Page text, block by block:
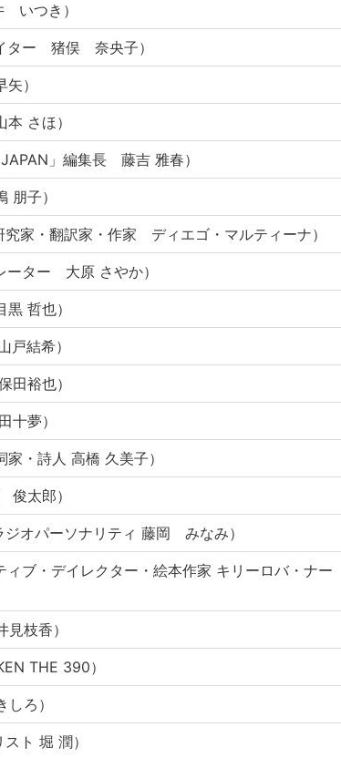
いつき）
ター 猪俣 奈央子）
）
さほ）
」編集長 藤吉 雅春）
子）
家・翻訳家・作家 ディエゴ・マルティーナ）
ーター 大原 さやか）
哲也）
結希）
田裕也）
十夢）
・詩人 高橋 久美子）
太郎）
オパーソナリティ 藤岡 みなみ）
ブ・デイレクター・絵本作家 キリーロバ・ナー
枝香）
THE 390）
ろ）
ト 堀 潤）